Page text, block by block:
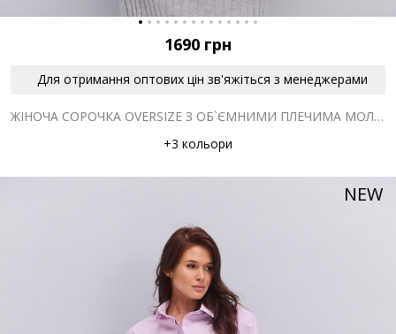
1690 грн
Для отримання оптових цін зв'яжіться з менеджерами
ЖІНОЧА СОРОЧКА OVERSIZE З ОБ`ЄМНИМИ ПЛЕЧИМА МОЛОЧНА
+3 кольори
NEW